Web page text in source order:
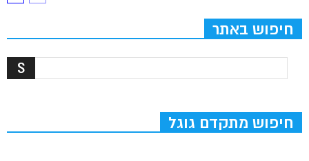
חיפוש באתר
חיפוש מתקדם גוגל